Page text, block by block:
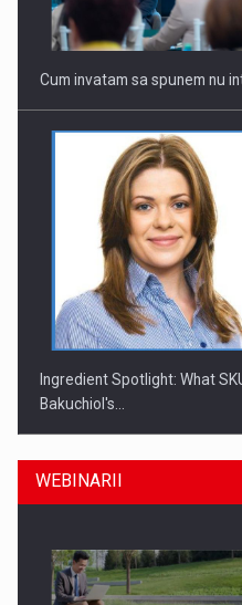
Cum invatam sa spunem nu
Ingredient Spotlight: What
Bakuchiol's…
WEBINARII